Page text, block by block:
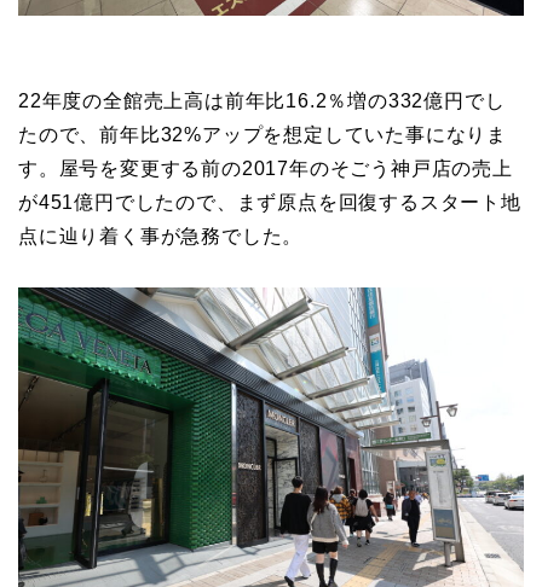
22年度の全館売上高は前年比16.2％増の332億円でし
たので、前年比32%アップを想定していた事になりま
す。屋号を変更する前の2017年のそごう神戸店の売上
が451億円でしたので、まず原点を回復するスタート地
点に辿り着く事が急務でした。